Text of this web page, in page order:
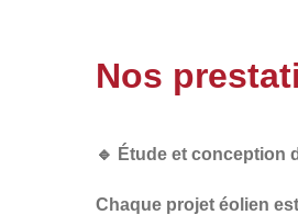
Nos
🔹 Étude et conception
Chaque projet éolien